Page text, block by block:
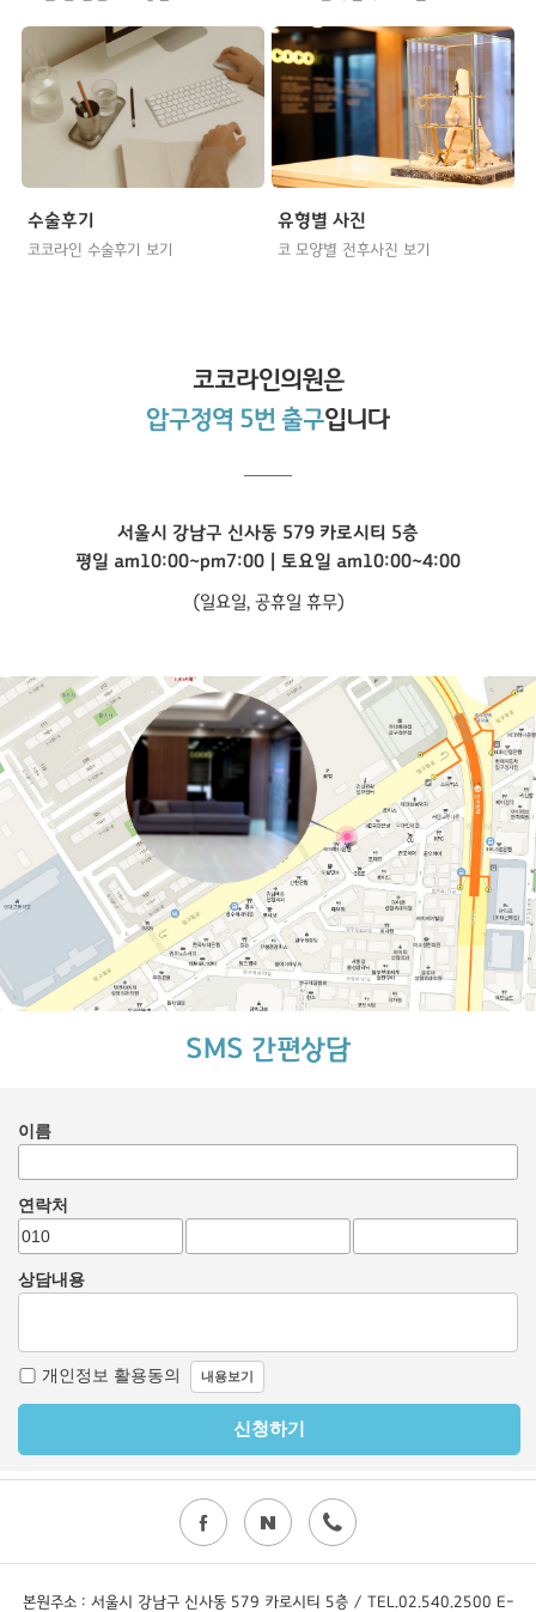
수술후기
코코라인 수술후기 보기
유형별 사진
코 모양별 전후사진 보기
코코라인의원은
압구정역 5번 출구입니다
서울시 강남구 신사동 579 카로시티 5층
평일 am10:00~pm7:00 | 토요일 am10:00~4:00
(일요일, 공휴일 휴무)
SMS 간편상담
본원주소 : 서울시 강남구 신사동 579 카로시티 5층 / TEL.02.540.2500 E-